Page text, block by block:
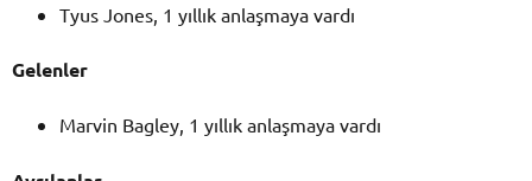
Tyus Jones, 1 yıllık anlaşmaya vardı
Gelenler
Marvin Bagley, 1 yıllık anlaşmaya vardı